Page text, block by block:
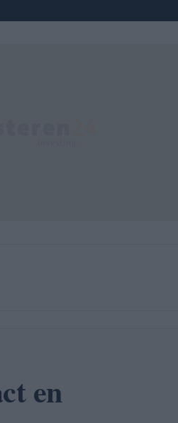
en